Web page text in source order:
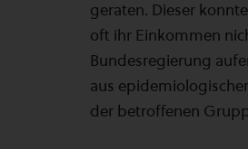
geraten. Dieser
oft ihr Einkommen
Bundesregierung
aus
der betroffenen